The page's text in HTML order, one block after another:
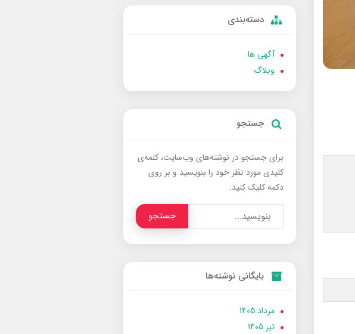
دسته‌بندی
آگهی ها
وبلاگ
جستجو
برای جستجو در نوشته‌های وب‌سایت، کلمه‌ی
کلیدی مورد نظر خود را بنویسید و بر روی
دکمه کلیک کنید.
جستجو
بایگانی نوشته‌ها
مرداد 1405
تير 1405